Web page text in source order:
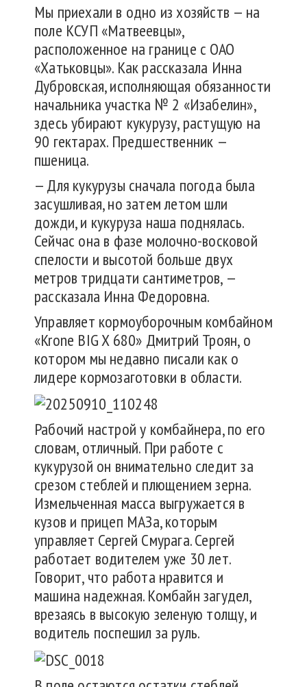
Мы приехали в одно из хозяйств — на
поле КСУП «Матвеевцы»,
расположенное на границе с ОАО
«Хатьковцы». Как рассказала Инна
Дубровская, исполняющая обязанности
начальника участка № 2 «Изабелин»,
здесь убирают кукурузу, растущую на
90 гектарах. Предшественник —
пшеница.
— Для кукурузы сначала погода была
засушливая, но затем летом шли
дожди, и кукуруза наша поднялась.
Сейчас она в фазе молочно-восковой
спелости и высотой больше двух
метров тридцати сантиметров, —
рассказала Инна Федоровна.
Управляет кормоуборочным комбайном
«Krone BIG X 680» Дмитрий Троян, о
котором мы недавно писали как о
лидере кормозаготовки в области.
Рабочий настрой у комбайнера, по его
словам, отличный. При работе с
кукурузой он внимательно следит за
срезом стеблей и плющением зерна.
Измельченная масса выгружается в
кузов и прицеп МАЗа, которым
управляет Сергей Смурага. Сергей
работает водителем уже 30 лет.
Говорит, что работа нравится и
машина надежная. Комбайн загудел,
врезаясь в высокую зеленую толщу, и
водитель поспешил за руль.